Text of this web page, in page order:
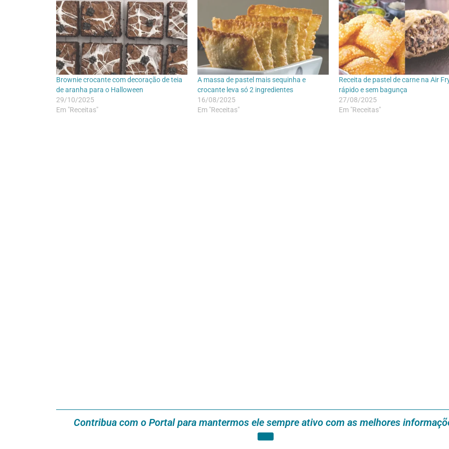
Brownie crocante com decoração de teia
de aranha para o Halloween
29/10/2025
Em "Receitas"
A massa de pastel mais sequinha e
crocante leva só 2 ingredientes
16/08/2025
Em "Receitas"
Receita de pastel de carne na Air
rápido e sem bagunça
27/08/2025
Em "Receitas"
Contribua com o Portal para mantermos ele sempre ativo com as melhores